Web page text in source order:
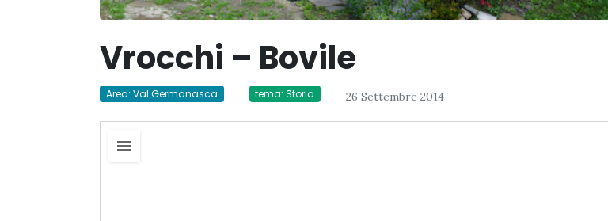
Vrocchi – Bovile
Area: Val Germanasca tema: Storia 26 Settembre 2014